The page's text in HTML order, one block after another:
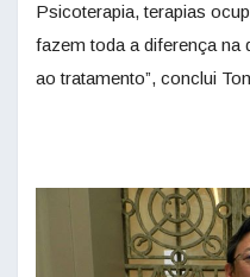
Psicoterapia, terapias
fazem toda a diferença na
ao tratamento”, conclui